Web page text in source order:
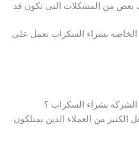
بعض من المشكلات التى تكون قد
بشراء السكراب تعمل على
الشركه بشراء السكراب ؟
من العملاء الذين يمتلكون